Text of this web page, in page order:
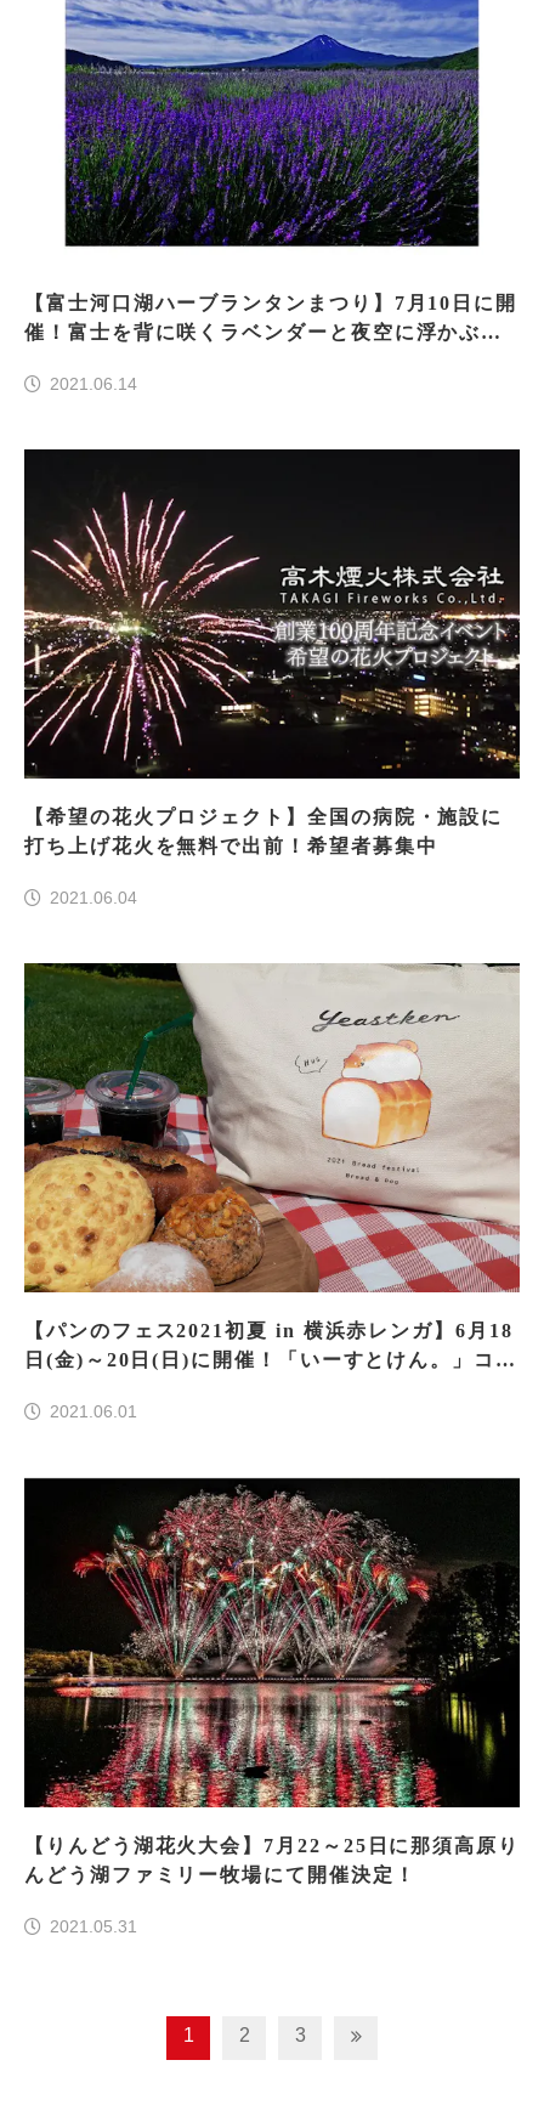
【富士河口湖ハーブランタンまつり】7月10日に開
催！富士を背に咲くラベンダーと夜空に浮かぶラ
2021.06.14
【希望の花火プロジェクト】全国の病院・施設に
打ち上げ花火を無料で出前！希望者募集中
2021.06.04
【パンのフェス2021初夏 in 横浜赤レンガ】6月18
日(金)～20日(日)に開催！「いーすとけん。」コラ
2021.06.01
【りんどう湖花火大会】7月22～25日に那須高原り
んどう湖ファミリー牧場にて開催決定！
2021.05.31
1 2 3